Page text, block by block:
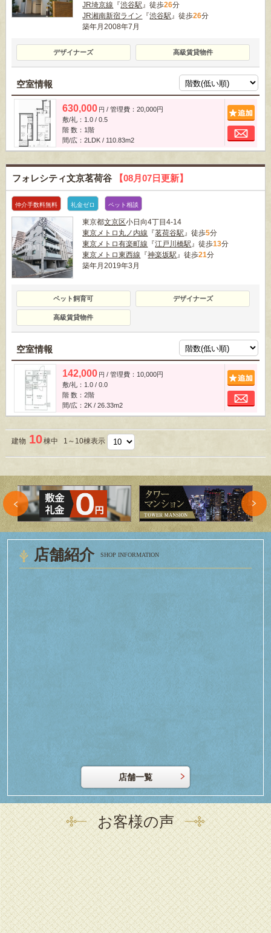
JR埼京線 『渋谷駅 』徒歩26分
JR湘南新宿ライン 『渋谷駅 』徒歩26分
築年月2008年7月
デザイナーズ 高級賃貸物件
空室情報
630,000 円 / 管理費：20,000円
敷/礼：1.0 / 0.5
階 数：1階
間/広：2LDK / 110.83m2
フォレシティ文京茗荷谷 【08月07日更新】
仲介手数料無料 礼金ゼロ ペット相談
東京都文京区小日向4丁目4-14
東京メトロ丸ノ内線 『茗荷谷駅 』徒歩5分
東京メトロ有楽町線 『江戸川橋駅 』徒歩13分
東京メトロ東西線 『神楽坂駅 』徒歩21分
築年月2019年3月
ペット飼育可 デザイナーズ
高級賃貸物件
空室情報
142,000 円 / 管理費：10,000円
敷/礼：1.0 / 0.0
階 数：2階
間/広：2K / 26.33m2
建物 10棟中 1～10棟表示
店舗紹介 SHOP INFORMATION
店舗一覧
お客様の声